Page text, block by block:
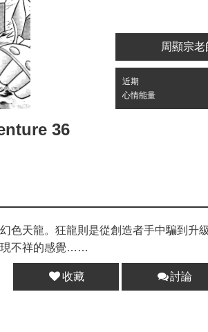
周顯宗
近期
心情能量
36
色天龍。狂龍則是從創造者手中騙到
現不祥的感覺……
收藏 討論